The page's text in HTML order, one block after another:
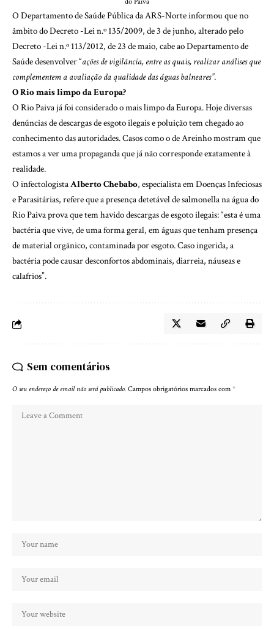
O Departamento de Saúde Pública da ARS-Norte informou que no
âmbito do Decreto -Lei n.º 135/2009, de 3 de junho, alterado pelo
Decreto -Lei n.º 113/2012, de 23 de maio, cabe ao Departamento de
Saúde desenvolver “ações de vigilância, entre as quais, realizar análises que
complementem a avaliação da qualidade das águas balneares”.
O Rio mais limpo da Europa?
O Rio Paiva já foi considerado o mais limpo da Europa. Hoje diversas
denúncias de descargas de esgoto ilegais e poluição tem chegado ao
conhecimento das autoridades. Casos como o de Areinho mostram que
estamos a ver uma propaganda que já não corresponde exatamente à
realidade.
O infectologistaAlberto Chebabo, especialista em Doenças Infeciosas
e Parasitárias, refere que a presença detetável de salmonella na água do
Rio Paiva prova que tem havido descargas de esgoto ilegais: “esta é uma
bactéria que vive, de uma forma geral, em águas que tenham presença
de material orgânico, contaminada por esgoto. Caso ingerida, a
bactéria pode causar desconfortos abdominais, diarreia, náuseas e
calafrios”.
Sem comentários
O seu endereço de email não será publicado. Campos obrigatórios marcados com *